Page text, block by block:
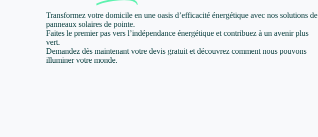
Transformez votre domicile en une oasis d’efficacité énergétique avec nos solutions de
panneaux solaires de pointe.
Faites le premier pas vers l’indépendance énergétique et contribuez à un avenir plus
vert.
Demandez dès maintenant votre devis gratuit et découvrez comment nous pouvons
illuminer votre monde.